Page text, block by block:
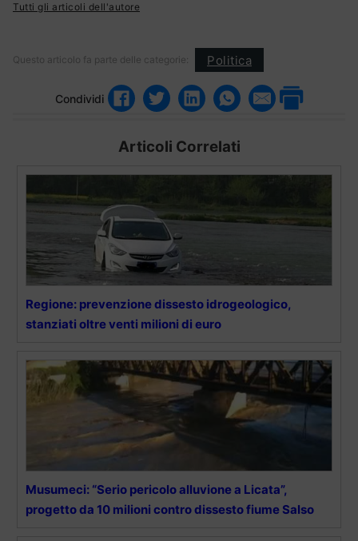
Tutti gli articoli dell'autore
Questo articolo fa parte delle categorie: Politica
Condividi
Articoli Correlati
Regione: prevenzione dissesto idrogeologico,
stanziati oltre venti milioni di euro
Musumeci: “Serio pericolo alluvione a Licata”,
progetto da 10 milioni contro dissesto fiume Salso